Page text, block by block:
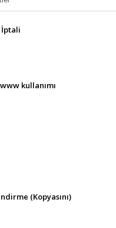
kullanımı
(Kopyasını)